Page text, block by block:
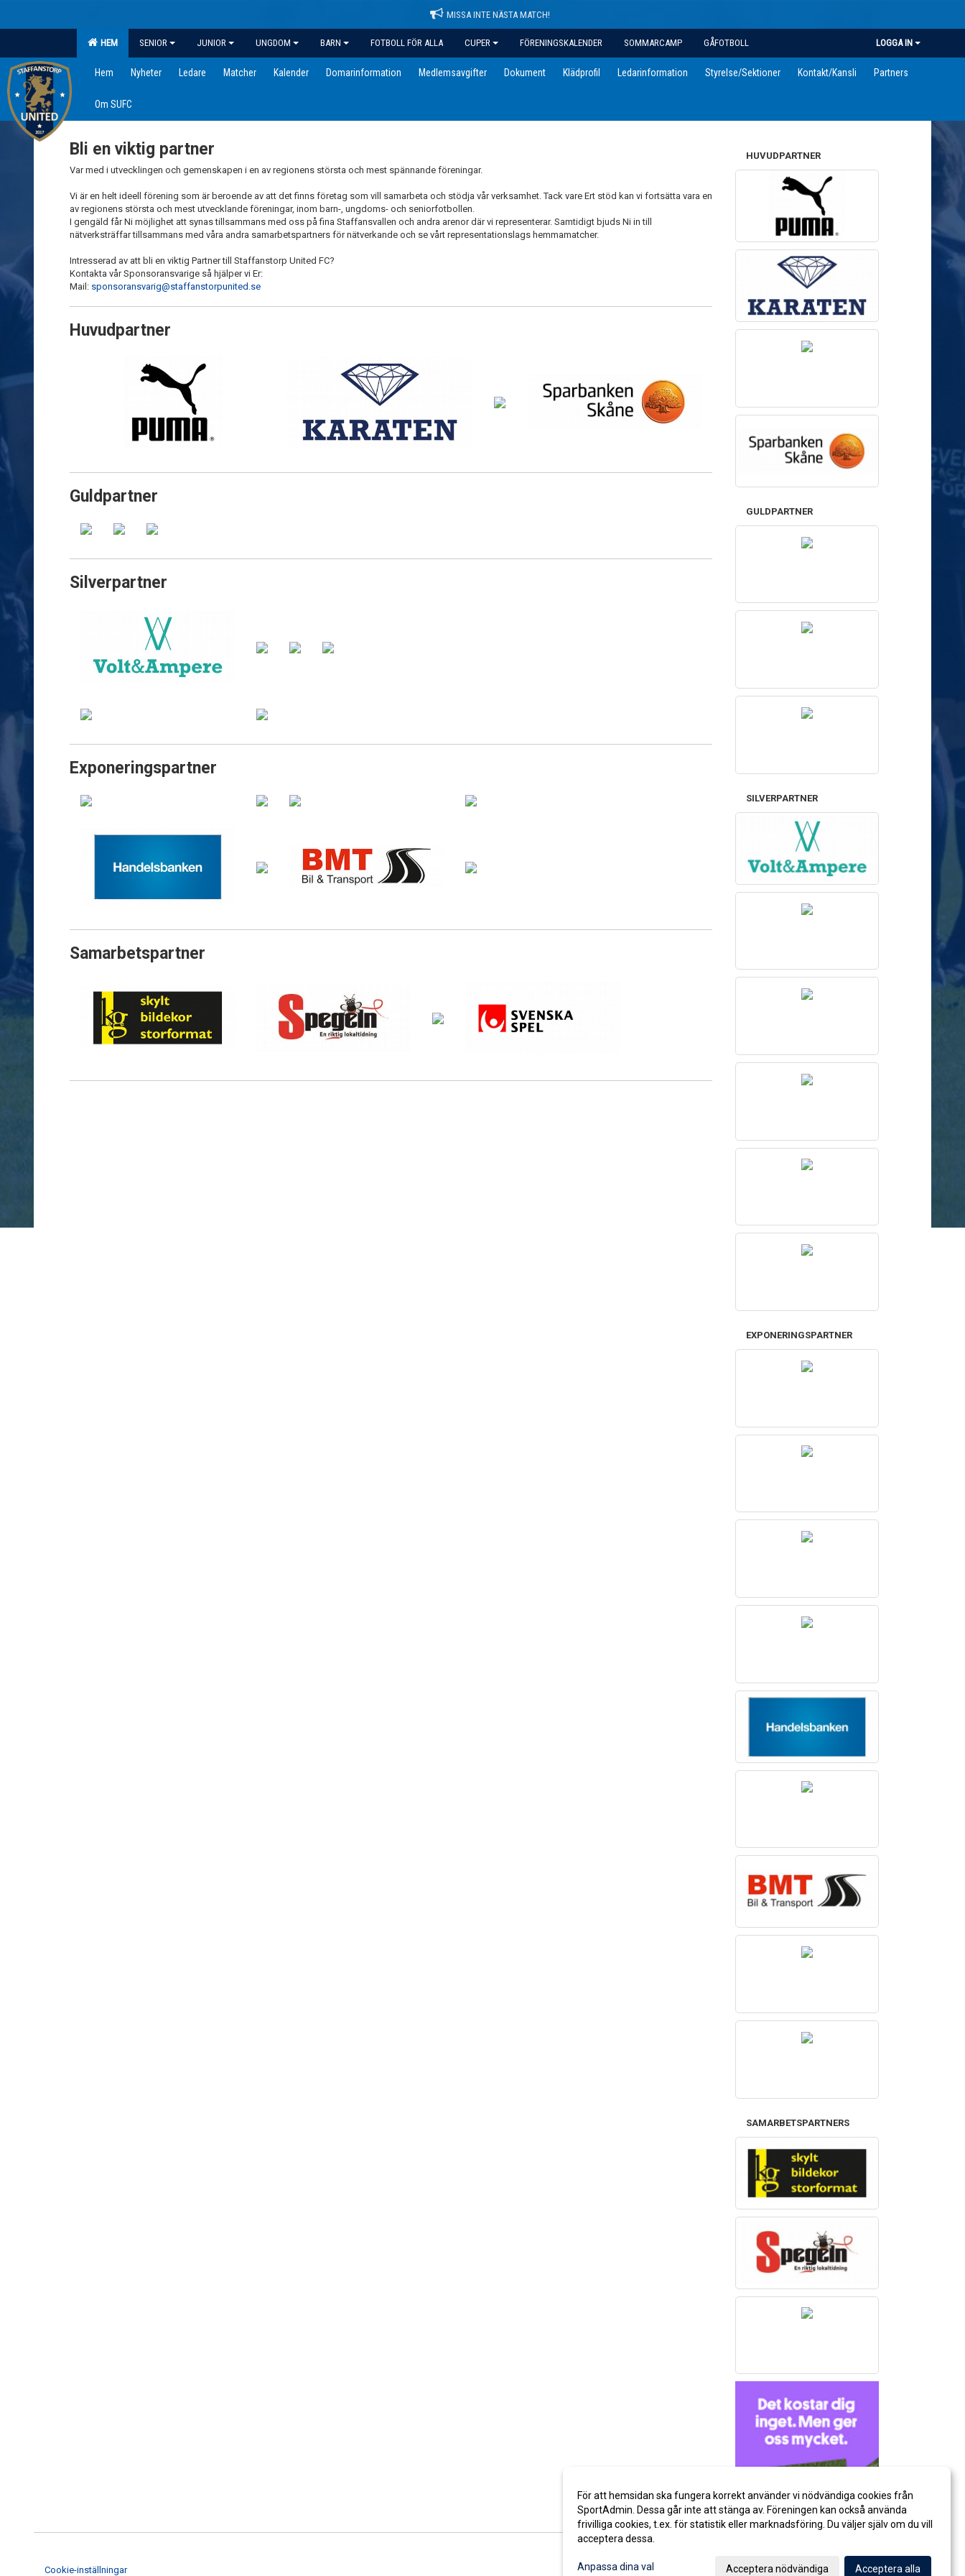
MISSA INTE NÄSTA MATCH!
HEM SENIOR JUNIOR UNGDOM BARN FOTBOLL FÖR ALLA CUPER FÖRENINGSKALENDER SOMMARCAMP GÅFOTBOLL LOGGA IN
Hem Nyheter Ledare Matcher Kalender Domarinformation Medlemsavgifter Dokument Klädprofil Ledarinformation Styrelse/Sektioner Kontakt/Kansli Partners
Om SUFC
Bli en viktig partner
Var med i utvecklingen och gemenskapen i en av regionens största och mest spännande föreningar.
Vi är en helt ideell förening som är beroende av att det finns företag som vill samarbeta och stödja vår verksamhet. Tack vare Ert stöd kan vi fortsätta vara en
av regionens största och mest utvecklande föreningar, inom barn-, ungdoms- och seniorfotbollen.
I gengäld får Ni möjlighet att synas tillsammans med oss på fina Staffansvallen och andra arenor där vi representerar. Samtidigt bjuds Ni in till
nätverksträffar tillsammans med våra andra samarbetspartners för nätverkande och se vårt representationslags hemmamatcher.
Intresserad av att bli en viktig Partner till Staffanstorp United FC?
Kontakta vår Sponsoransvarige så hjälper vi Er:
Mail: sponsoransvarig@staffanstorpunited.se
Huvudpartner
Guldpartner
Silverpartner
Exponeringspartner
Samarbetspartner
HUVUDPARTNER
GULDPARTNER
SILVERPARTNER
EXPONERINGSPARTNER
SAMARBETSPARTNERS
Cookie-inställningar
För att hemsidan ska fungera korrekt använder vi nödvändiga cookies från
SportAdmin. Dessa går inte att stänga av. Föreningen kan också använda
frivilliga cookies, t.ex. för statistik eller marknadsföring. Du väljer själv om du vill
acceptera dessa.
Anpassa dina val Acceptera nödvändiga Acceptera alla